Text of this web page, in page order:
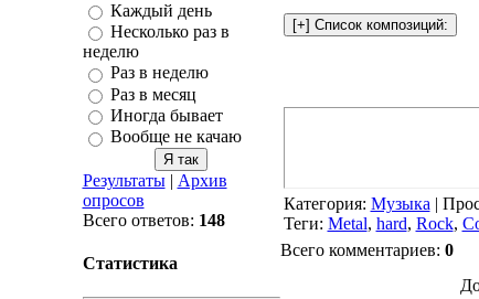
Каждый день
Несколько раз в
неделю
Раз в неделю
Раз в месяц
Иногда бывает
Вообще не качаю
Результаты| Архив
опросов
Всего ответов: 148
Статистика
Категория: Музыка|
Теги: Metal, hard, Rock,
Всего комментариев: 0